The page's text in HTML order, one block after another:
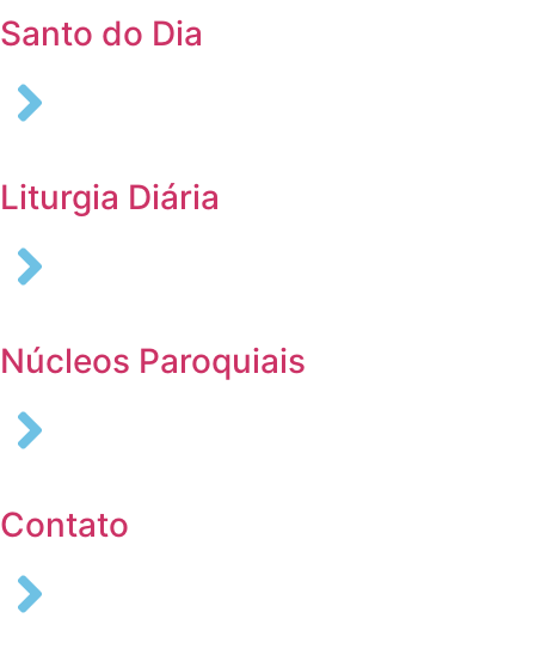
Santo do Dia
Liturgia Diária
Núcleos Paroquiais
Contato